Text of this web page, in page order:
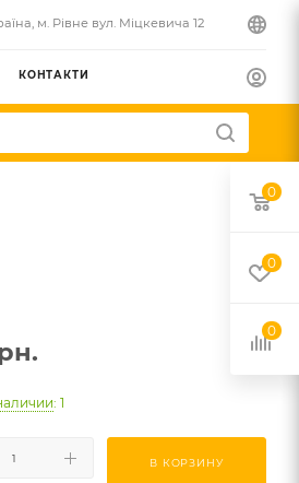
м. Рівне вул. Міцкевича 12
КОНТАКТИ
: 1
В КОРЗИНУ
0
0
0